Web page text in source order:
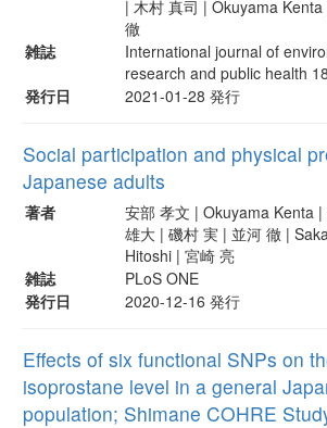
| 木村 真司 | Okuyama
徹
雑誌
International journal of
research and public health
発行日
2021-01-28 発行
Social participation and physical
Japanese adults
著者
安部 孝文 | Okuyama Kenta
雄大 | 磯村 実 | 並河 徹 |
Hitoshi | 宮崎 亮
雑誌
PLoS ONE
発行日
2020-12-16 発行
Effects of six functional SNPs on
isoprostane level in a general
population; Shimane COHRE